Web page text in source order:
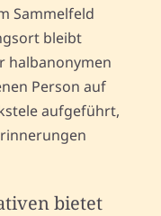
Sammelfeld
bleibt
halbanonymen
Person auf
aufgeführt,
bietet